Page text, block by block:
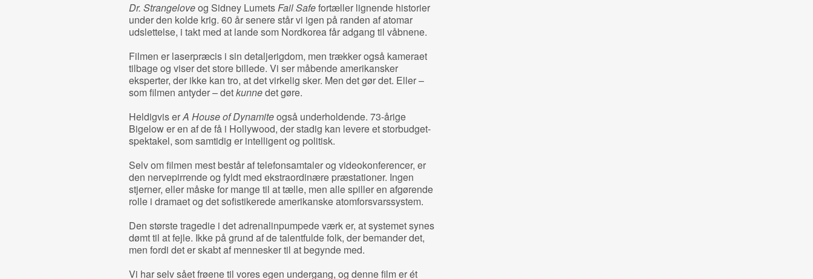
Dr. Strangeloveog Sidney LumetsFail Safefortæller lignende historier
under den kolde krig. 60 år senere står vi igen på randen af atomar
udslettelse, i takt med at lande som Nordkorea får adgang til våbnene.
Filmen er laserpræcis i sin detaljerigdom, men trækker også kameraet
tilbage og viser det store billede. Vi ser måbende amerikansker
eksperter, der ikke kan tro, at det virkelig sker. Men det gør det. Eller –
som filmen antyder – detkunnedet gøre.
Heldigvis erA House of Dynamiteogså underholdende. 73-årige
Bigelow er en af de få i Hollywood, der stadig kan levere et storbudget-
spektakel, som samtidig er intelligent og politisk.
Selv om filmen mest består af telefonsamtaler og videokonferencer, er
den nervepirrende og fyldt med ekstraordinære præstationer. Ingen
stjerner, eller måske for mange til at tælle, men alle spiller en afgørende
rolle i dramaet og det sofistikerede amerikanske atomforsvarssystem.
Den største tragedie i det adrenalinpumpede værk er, at systemet synes
dømt til at fejle. Ikke på grund af de talentfulde folk, der bemander det,
men fordi det er skabt af mennesker til at begynde med.
Vi har selv sået frøene til vores egen undergang, og denne film er ét